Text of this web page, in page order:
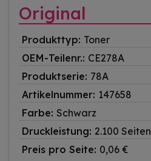
Original
Produkttyp: Toner
OEM-Teilenr.: CE278A
Produktserie: 78A
Artikelnummer: 147658
Farbe: Schwarz
Druckleistung: 2.100 Seiten
Preis pro Seite: 0,06 €